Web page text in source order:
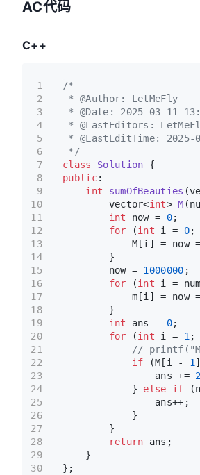
AC代码
C++
1
2
3
4
5
6
7
8
9
10
11
12
13
14
15
16
17
18
19
20
21
22
23
24
25
26
27
28
29
30
/*
* @Author: LetMeFly
* @Date: 2025-03-11
* @LastEditors:
* @LastEditTime: 2025-
*/
class
Solution {
public:
int
sumOfBeauties
vector<int> M
int now = 0;
for (int i = 0;
M[i] = now
        }
        now =
1000000 ;
for (int i =
m[i] = now
        }
int ans = 0;
for (int i = 1 ;
//
if (M[i - 1
                ans +=
2
            }
else if
                ans++;
            }
        }
return ans;
    }
};